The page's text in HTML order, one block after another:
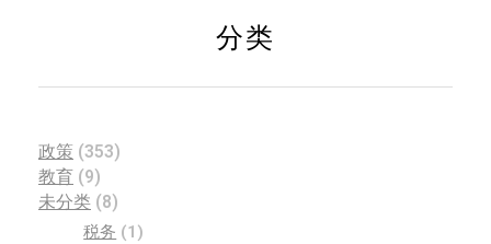
分类
政策 (353)
教育 (9)
未分类 (8)
税务 (1)